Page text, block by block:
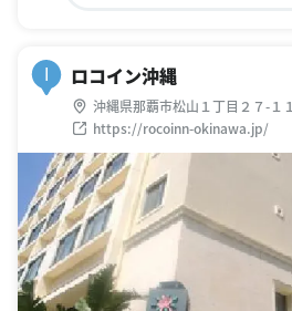
ロコイン沖縄
沖縄県那覇市松山１丁目２７-１１
https://rocoinn-okinawa.jp/